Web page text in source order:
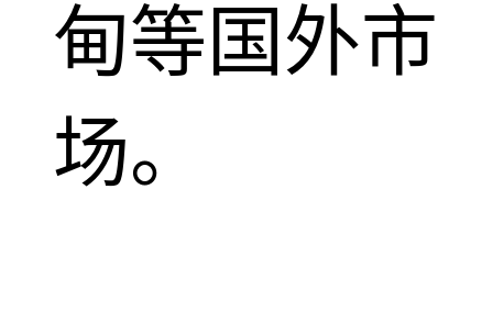
甸等国外市
场。